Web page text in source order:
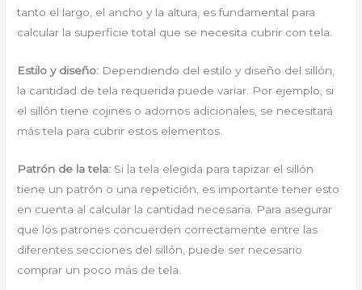
tanto el largo, el ancho y la altura, es fundamental para
calcular la superficie total que se necesita cubrir con tela.
Estilo y diseño: Dependiendo del estilo y diseño del sillón,
la cantidad de tela requerida puede variar. Por ejemplo, si
el sillón tiene cojines o adornos adicionales, se necesitará
más tela para cubrir estos elementos.
Patrón de la tela: Si la tela elegida para tapizar el sillón
tiene un patrón o una repetición, es importante tener esto
en cuenta al calcular la cantidad necesaria. Para asegurar
que los patrones concuerden correctamente entre las
diferentes secciones del sillón, puede ser necesario
comprar un poco más de tela.